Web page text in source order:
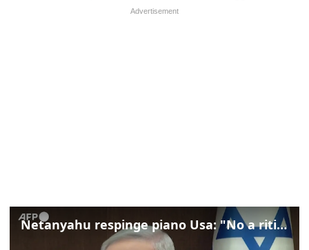
Netanyahu respinge piano Usa: "No a ritiro Idf senza disarmo Hamas"